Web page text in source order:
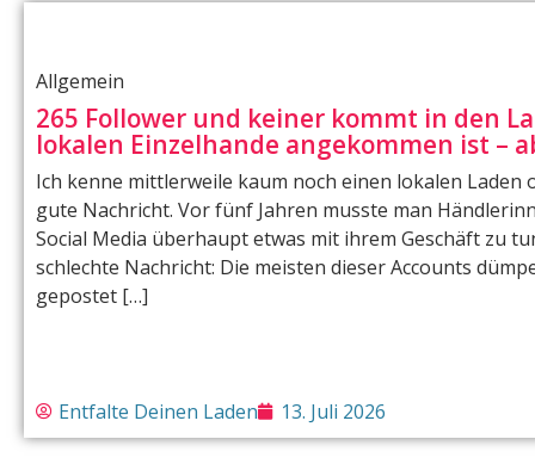
Allgemein
265 Follower und keiner kommt in den
lokalen Einzelhande angekommen ist –
Ich kenne mittlerweile kaum noch einen lokalen Laden
gute Nachricht. Vor fünf Jahren musste man
Social Media überhaupt etwas mit ihrem Geschäft zu
schlechte Nachricht: Die meisten dieser Accounts
gepostet […]
Entfalte Deinen Laden 13. Juli 2026